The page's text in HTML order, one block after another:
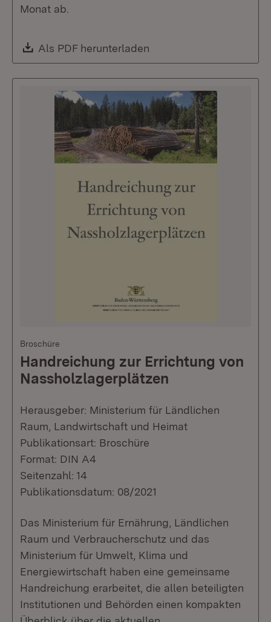
Monat ab.
Download:
Als PDF herunterladen
Broschüre
Handreichung zur Errichtung von
Nassholzlagerplätzen
Herausgeber: Ministerium für Ländlichen
Raum, Landwirtschaft und Heimat
Publikationsart: Broschüre
Format: DIN A4
Seitenzahl: 14
Publikationsdatum: 08/2021
Das Ministerium für Ernährung, Ländlichen
Raum und Verbraucherschutz und das
Ministerium für Umwelt, Klima und
Energiewirtschaft haben eine gemeinsame
Handreichung erarbeitet, die allen beteiligten
Institutionen und Behörden einen kompakten